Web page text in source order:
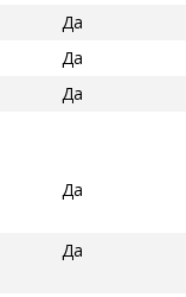
Да
Да
Да
Да
Да